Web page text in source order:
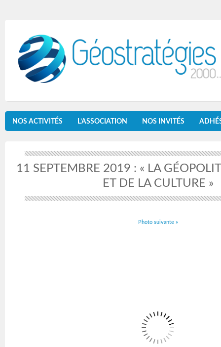
NOS ACTIVITÉS L’ASSOCIATION NOS INVITÉS
11 SEPTEMBRE 2019 : « LA
ET DE LA CULTURE »
Photo suivante »